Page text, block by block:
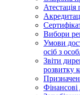
Атестація
Вибори
Умови
осіб з
Звіти
розвитку